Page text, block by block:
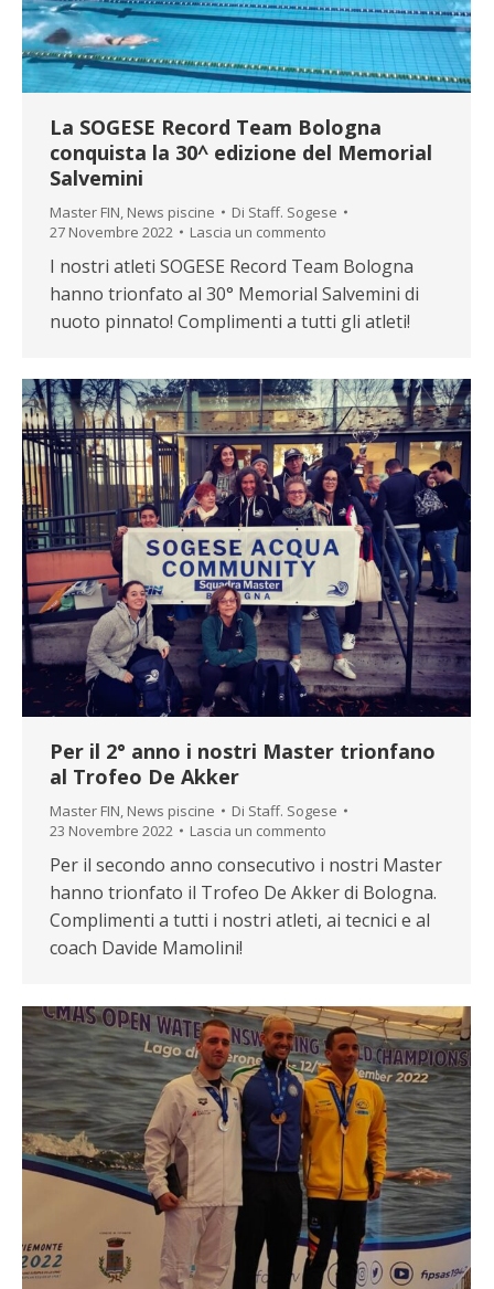
La SOGESE Record Team Bologna
conquista la 30^ edizione del Memorial
Salvemini
Master FIN, News piscine Di Staff. Sogese
27 Novembre 2022
Lascia un commento
I nostri atleti SOGESE Record Team Bologna
hanno trionfato al 30° Memorial Salvemini di
nuoto pinnato! Complimenti a tutti gli atleti!
Per il 2° anno i nostri Master trionfano
al Trofeo De Akker
Master FIN News piscine Di Staff. Sogese
23 Novembre 2022
Lascia un commento
Per il secondo anno consecutivo i nostri Master
hanno trionfato il Trofeo De Akker di Bologna.
Complimenti a tutti i nostri atleti, ai tecnici e al
coach Davide Mamolini!